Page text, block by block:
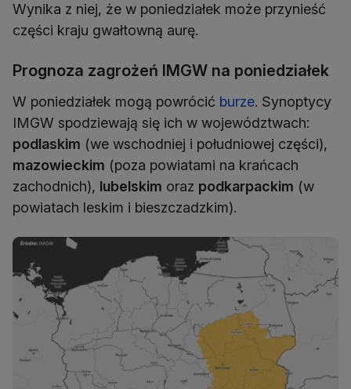
Wynika z niej, że w poniedziałek może przynieść
części kraju gwałtowną aurę.
Prognoza zagrożeń IMGW na poniedziałek
W poniedziałek mogą powrócić burze. Synoptycy
IMGW spodziewają się ich w województwach:
podlaskim (we wschodniej i południowej części),
mazowieckim (poza powiatami na krańcach
zachodnich), lubelskim oraz podkarpackim (w
powiatach leskim i bieszczadzkim).